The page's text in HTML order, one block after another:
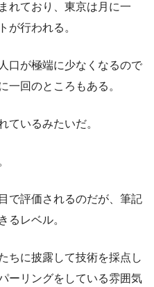
れており、東京は月に一
が行われる。
口が極端に少なくなるので
一回のところもある。
ているみたいだ。
で評価されるのだが、筆記
るレベル。
ちに披露して技術を採点し
ーリングをしている雰囲気